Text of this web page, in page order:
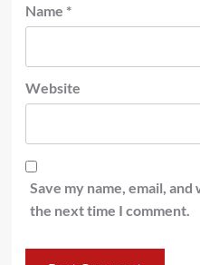
Name *
Website
Save my name, email,
the next time I comment.